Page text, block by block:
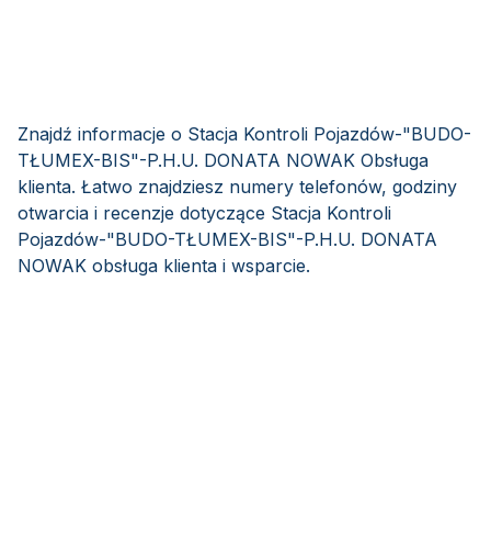
Znajdź informacje o Stacja Kontroli Pojazdów-"BUDO-
TŁUMEX-BIS"-P.H.U. DONATA NOWAK Obsługa
klienta. Łatwo znajdziesz numery telefonów, godziny
otwarcia i recenzje dotyczące Stacja Kontroli
Pojazdów-"BUDO-TŁUMEX-BIS"-P.H.U. DONATA
NOWAK obsługa klienta i wsparcie.